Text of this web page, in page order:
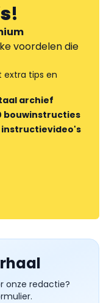
!
voordelen die
extra tips en
archief
bouwinstructies
instructievideo's
onze redactie?